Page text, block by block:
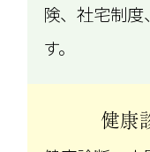
険、社宅制
す。
健康